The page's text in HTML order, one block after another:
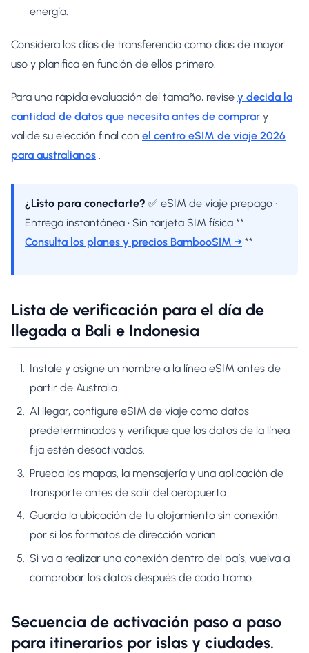
energía.
Considera los días de transferencia como días de mayor
uso y planifica en función de ellos primero.
Para una rápida evaluación del tamaño, revise y decida la
cantidad de datos que necesita antes de comprar y
valide su elección final con el centro eSIM de viaje 2026
para australianos .
¿Listo para conectarte? ✅ eSIM de viaje prepago •
Entrega instantánea • Sin tarjeta SIM física **
Consulta los planes y precios BambooSIM → **
Lista de verificación para el día de
llegada a Bali e Indonesia
Instale y asigne un nombre a la línea eSIM antes de
partir de Australia.
Al llegar, configure eSIM de viaje como datos
predeterminados y verifique que los datos de la línea
fija estén desactivados.
Prueba los mapas, la mensajería y una aplicación de
transporte antes de salir del aeropuerto.
Guarda la ubicación de tu alojamiento sin conexión
por si los formatos de dirección varían.
Si va a realizar una conexión dentro del país, vuelva a
comprobar los datos después de cada tramo.
Secuencia de activación paso a paso
para itinerarios por islas y ciudades.